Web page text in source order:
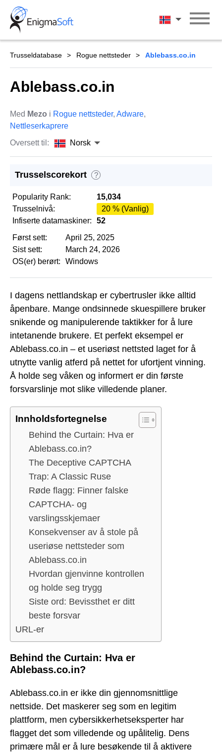
Skip
content
Norsk
Trusseldatabase Rogue nettsteder Ablebass.co.in
Ablebass.co.in
Med Mezo i Rogue nettsteder, Adware,
Nettleserkaprere
Oversett til:
Norsk
Trusselscorekort ?
Popularity Rank:
15,034
Trusselnivå:
20 % (Vanlig)
Infiserte datamaskiner:
52
Først sett:
April 25, 2025
Sist sett:
March 24, 2026
OS(er) berørt:
Windows
I dagens nettlandskap er cybertrusler ikke alltid
åpenbare. Mange ondsinnede skuespillere bruker
snikende og manipulerende taktikker for å lure
intetanende brukere. Et perfekt eksempel er
Ablebass.co.in – et useriøst nettsted laget for å
utnytte vanlig atferd på nettet for ufortjent vinning.
Å holde seg våken og informert er din første
forsvarslinje mot slike villedende planer.
Innholdsfortegnelse
Behind the Curtain: Hva er
Ablebass.co.in?
The Deceptive CAPTCHA
Trap: A Classic Ruse
Røde flagg: Finner falske
CAPTCHA- og
varslingsskjemaer
Konsekvenser av å stole på
useriøse nettsteder som
Ablebass.co.in
Hvordan gjenvinne kontrollen
og holde seg trygg
Siste ord: Bevissthet er ditt
beste forsvar
URL-er
Behind the Curtain: Hva er
Ablebass.co.in?
Ablebass.co.in er ikke din gjennomsnittlige
nettside. Det maskerer seg som en legitim
plattform, men cybersikkerhetseksperter har
flagget det som villedende og upålitelig. Dens
primære mål er å lure besøkende til å aktivere